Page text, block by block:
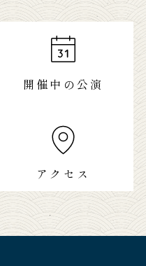
開催中の公演
アクセス